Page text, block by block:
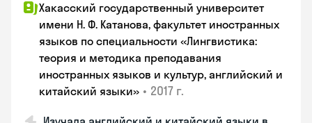
Хакасский государственный университет
имени Н. Ф. Катанова, факультет иностранных
языков по специальности «Лингвистика:
теория и методика преподавания
иностранных языков и культур, английский и
китайский языки» • 2017 г.